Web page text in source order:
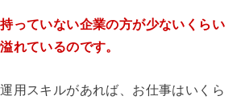
っていない企業の方が少ないくらい
れているのです。
用スキルがあれば、お仕事はいくら